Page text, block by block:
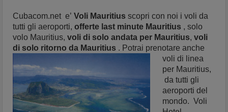
Cubacom.net e’ Voli Mauritius scopri con noi i voli da
tutti gli aeroporti, offerte last minute Mauritius , solo
volo Mauritius,voli di solo andata per Mauritius,voli
di solo ritorno da Mauritius . Potrai prenotare anche
voli di linea
per Mauritius,
da tutti gli
aeroporti del
mondo. Voli